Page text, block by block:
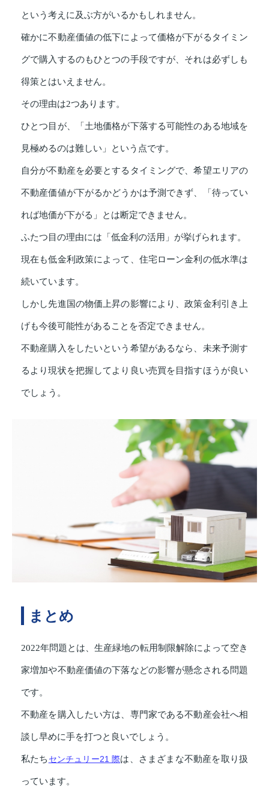
という考えに及ぶ方がいるかもしれません。
確かに不動産価値の低下によって価格が下がるタイミン
グで購入するのもひとつの手段ですが、それは必ずしも
得策とはいえません。
その理由は2つあります。
ひとつ目が、「土地価格が下落する可能性のある地域を
見極めるのは難しい」という点です。
自分が不動産を必要とするタイミングで、希望エリアの
不動産価値が下がるかどうかは予測できず、「待ってい
れば地価が下がる」とは断定できません。
ふたつ目の理由には「低金利の活用」が挙げられます。
現在も低金利政策によって、住宅ローン金利の低水準は
続いています。
しかし先進国の物価上昇の影響により、政策金利引き上
げも今後可能性があることを否定できません。
不動産購入をしたいという希望があるなら、未来予測す
るより現状を把握してより良い売買を目指すほうが良い
でしょう。
まとめ
2022年問題とは、生産緑地の転用制限解除によって空き
家増加や不動産価値の下落などの影響が懸念される問題
です。
不動産を購入したい方は、専門家である不動産会社へ相
談し早めに手を打つと良いでしょう。
私たち センチュリー21 際は、さまざまな不動産を取り扱
っています。